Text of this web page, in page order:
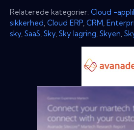
Relaterede kategorier: Cloud -
sikkerhed Cloud ERP CRM
sky SaaS Sky Sky lagring Skyen